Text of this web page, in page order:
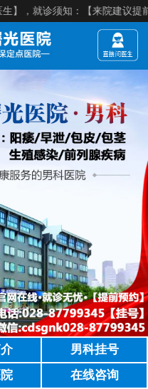
诊须知：【来院建议提前预
男科挂号
在线咨询